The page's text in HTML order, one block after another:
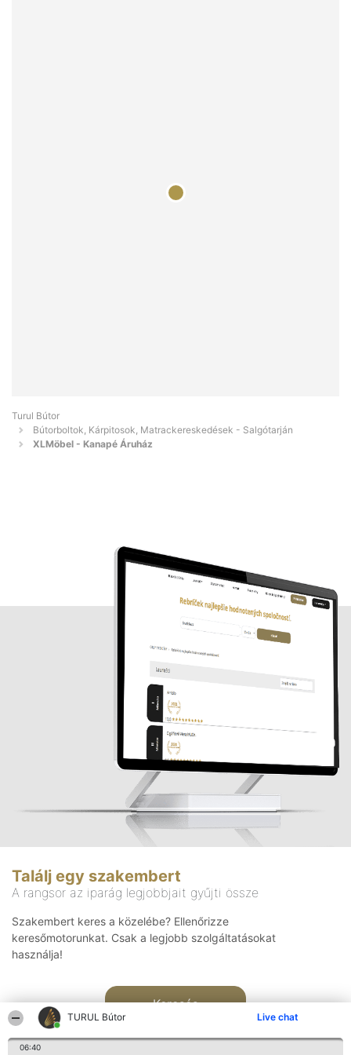
TURUL Bútor Live chat
06:40
Turul Bútor
Bútorboltok, Kárpitosok, Matrackereskedések - Salgótarján
XLMöbel - Kanapé Áruház
Találj egy szakembert
A rangsor az iparág legjobbjait gyűjti össze
Szakembert keres a közelébe? Ellenőrizze
keresőmotorunkat. Csak a legjobb szolgáltatásokat
használja!
Keresés